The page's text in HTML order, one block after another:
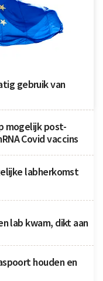
gebruik van
mogelijk post-
Covid vaccins
labherkomst
lab kwam, dikt aan
houden en